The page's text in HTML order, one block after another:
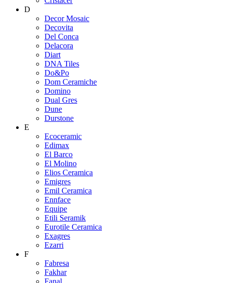
D
Decor Mosaic
Decovita
Del Conca
Delacora
Diart
DNA Tiles
Do&Po
Dom Ceramiche
Domino
Dual Gres
Dune
Durstone
E
Ecoceramic
Edimax
El Barco
El Molino
Elios Ceramica
Emigres
Emil Ceramica
Ennface
Equipe
Etili Seramik
Eurotile Ceramica
Exagres
Ezarri
F
Fabresa
Fakhar
Fanal